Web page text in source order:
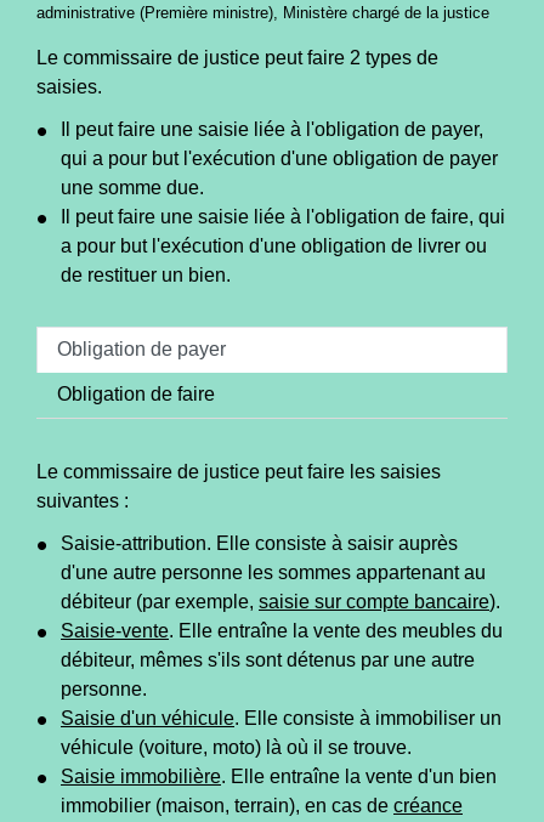
administrative (Première ministre), Ministère chargé de la justice
Le commissaire de justice peut faire 2 types de
saisies.
Il peut faire une saisie liée à l'obligation de payer,
qui a pour but l'exécution d'une obligation de payer
une somme due.
Il peut faire une saisie liée à l'obligation de faire, qui
a pour but l'exécution d'une obligation de livrer ou
de restituer un bien.
Obligation de payer
Obligation de faire
Le commissaire de justice peut faire les saisies
suivantes :
Saisie-attribution. Elle consiste à saisir auprès
d'une autre personne les sommes appartenant au
débiteur (par exemple, saisie sur compte bancaire).
Saisie-vente. Elle entraîne la vente des meubles du
débiteur, mêmes s'ils sont détenus par une autre
personne.
Saisie d'un véhicule. Elle consiste à immobiliser un
véhicule (voiture, moto) là où il se trouve.
Saisie immobilière. Elle entraîne la vente d'un bien
immobilier (maison, terrain), en cas de créance